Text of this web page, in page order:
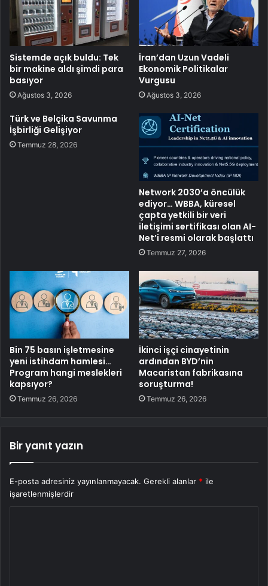
Sistemde açık buldu: Tek
bir makine aldı şimdi para
basıyor
Ağustos 3, 2026
İran’dan Uzun Vadeli
Ekonomik Politikalar
Vurgusu
Ağustos 3, 2026
Türk ve Belçika Savunma
İşbirliği Gelişiyor
Temmuz 28, 2026
Network 2030’a öncülük
ediyor… WBBA, küresel
çapta yetkili bir veri
iletişimi sertifikası olan AI-
Net’i resmi olarak başlattı
Temmuz 27, 2026
Bin 75 basın işletmesine
yeni istihdam hamlesi…
Program hangi meslekleri
kapsıyor?
Temmuz 26, 2026
İkinci işçi cinayetinin
ardından BYD’nin
Macaristan fabrikasına
soruşturma!
Temmuz 26, 2026
Bir yanıt yazın
E-posta adresiniz yayınlanmayacak. Gerekli alanlar * ile
işaretlenmişlerdir